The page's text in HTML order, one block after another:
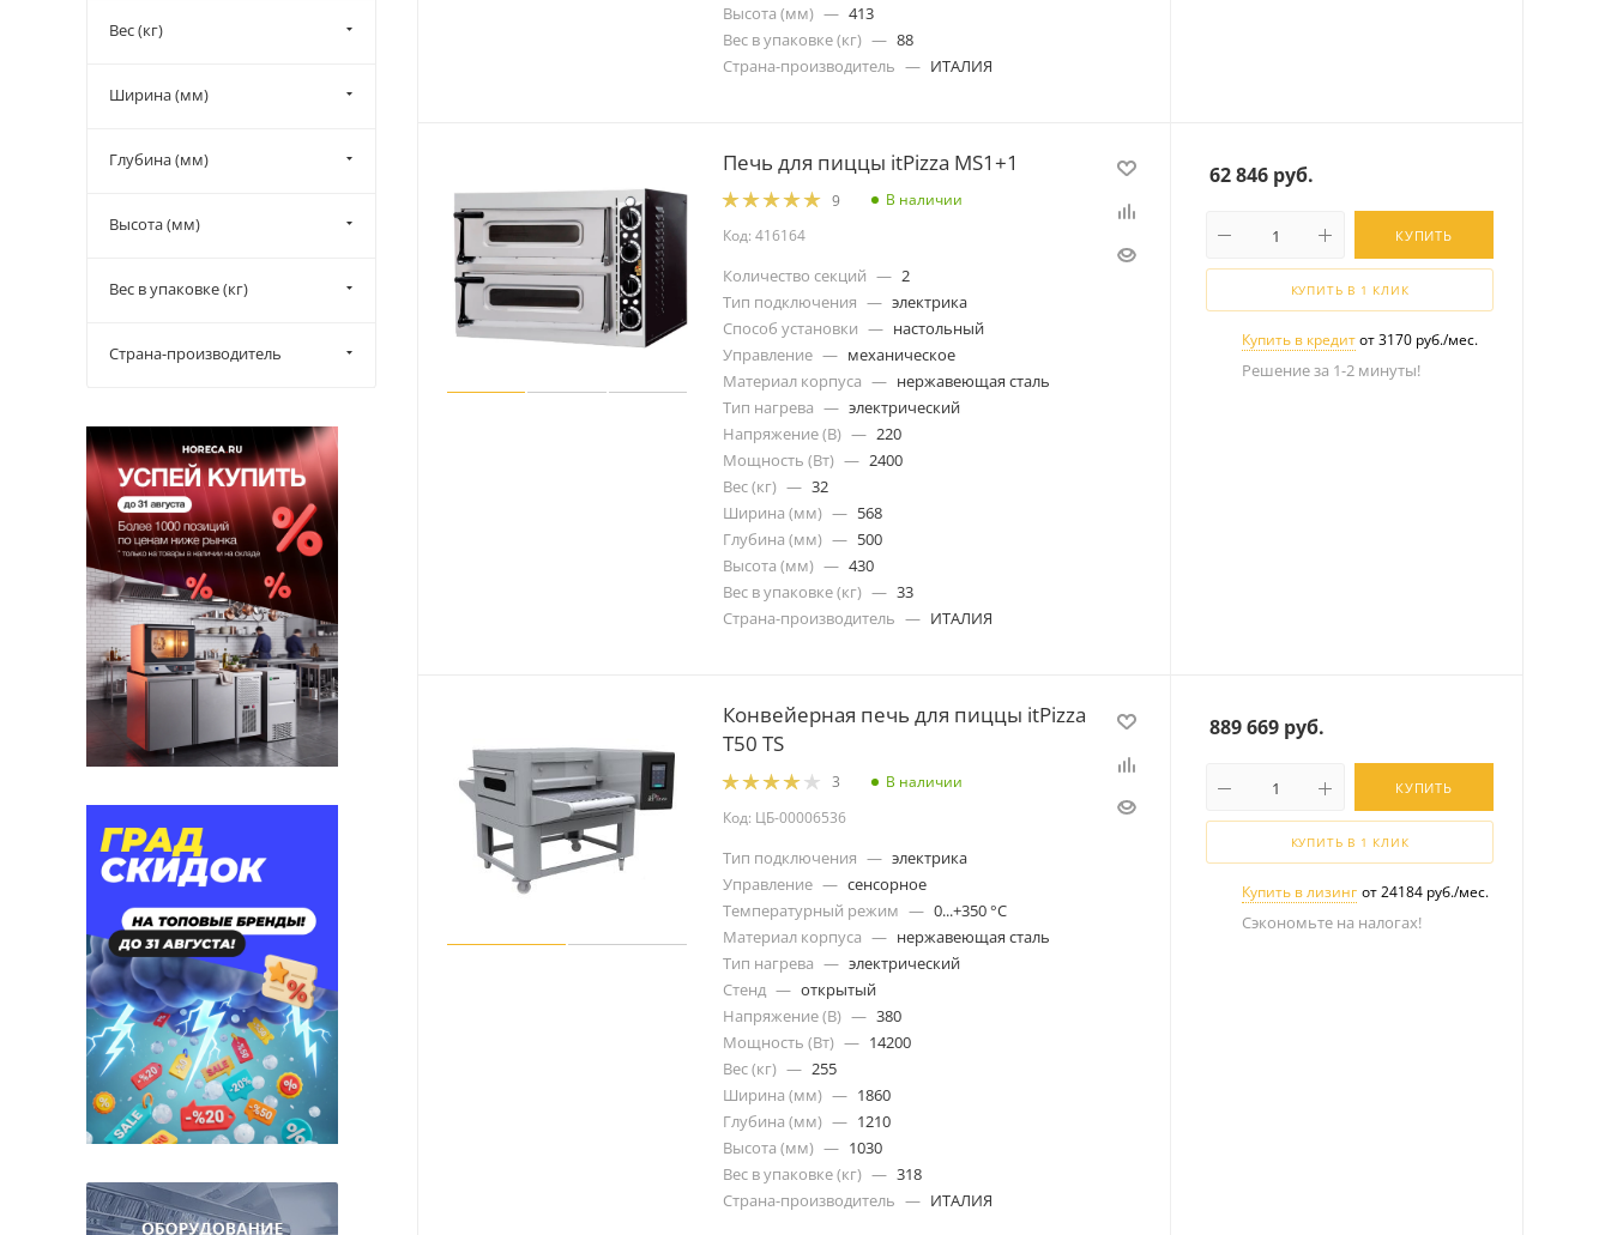
Высота (мм) — 413
Вес в упаковке (кг) — 88
Страна-производитель — ИТАЛИЯ
Печь для пиццы itPizza MS1+1
9
В наличии
Код: 416164
Количество секций — 2
Тип подключения — электрика
Способ установки — настольный
Управление — механическое
Материал корпуса — нержавеющая сталь
Тип нагрева — электрический
Напряжение (В) — 220
Мощность (Вт) — 2400
Вес (кг) — 32
Ширина (мм) — 568
Глубина (мм) — 500
Высота (мм) — 430
Вес в упаковке (кг) — 33
Страна-производитель — ИТАЛИЯ
62 846 руб.
КУПИТЬ
КУПИТЬ В 1 КЛИК
Купить в кредитот 3170 руб./мес.
Решение за 1-2 минуты!
Конвейерная печь для пиццы itPizza
T50 TS
3
В наличии
Код: ЦБ-00006536
Тип подключения — электрика
Управление — сенсорное
Температурный режим — 0...+350 °С
Материал корпуса — нержавеющая сталь
Тип нагрева — электрический
Стенд — открытый
Напряжение (В) — 380
Мощность (Вт) — 14200
Вес (кг) — 255
Ширина (мм) — 1860
Глубина (мм) — 1210
Высота (мм) — 1030
Вес в упаковке (кг) — 318
Страна-производитель — ИТАЛИЯ
889 669 руб.
КУПИТЬ
КУПИТЬ В 1 КЛИК
Купить в лизинг от 24184 руб./мес.
Сэкономьте на налогах!
Pizza Group (
Prismafood (
Resto Italia (
Roller Grill (
Turbo Micro Wave (1)
WellPizza (11 )
WLBake (4)
XpressChef (
НПФ (2)
Вес (кг)
Ширина (мм)
Глубина (мм)
Высота (мм)
Вес в упаковке (кг)
Страна-производитель